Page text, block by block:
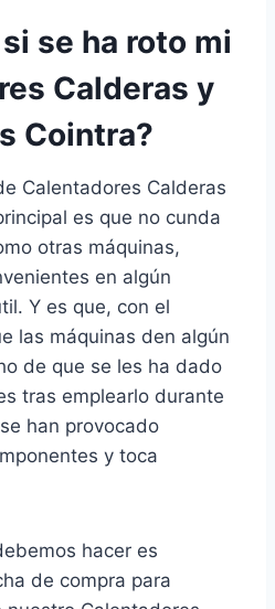
se ha roto mi
Calderas y
Cointra?
Calentadores Calderas
es que no cunda
otras máquinas,
en algún
Y es que, con el
las máquinas den algún
de que se les ha dado
tras emplearlo durante
han provocado
y toca
hacer es
de compra para